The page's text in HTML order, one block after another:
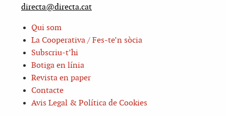
directa@directa.cat
Qui som
La Cooperativa / Fes-te’n sòcia
Subscriu-t’hi
Botiga en línia
Revista en paper
Contacte
Avis Legal & Política de Cookies